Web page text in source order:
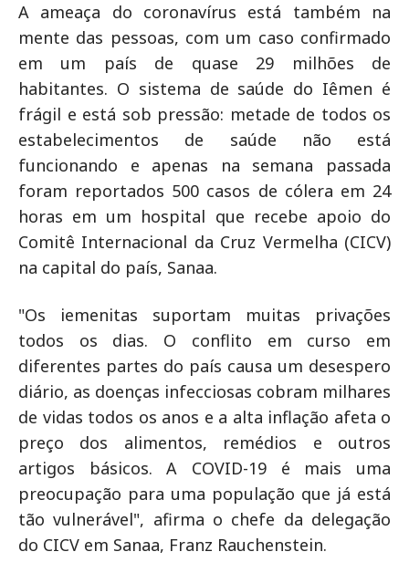
A ameaça do coronavírus está também na
mente das pessoas, com um caso confirmado
em um país de quase 29 milhões de
habitantes. O sistema de saúde do Iêmen é
frágil e está sob pressão: metade de todos os
estabelecimentos de saúde não está
funcionando e apenas na semana passada
foram reportados 500 casos de cólera em 24
horas em um hospital que recebe apoio do
Comitê Internacional da Cruz Vermelha (CICV)
na capital do país, Sanaa.
"Os iemenitas suportam muitas privações
todos os dias. O conflito em curso em
diferentes partes do país causa um desespero
diário, as doenças infecciosas cobram milhares
de vidas todos os anos e a alta inflação afeta o
preço dos alimentos, remédios e outros
artigos básicos. A COVID-19 é mais uma
preocupação para uma população que já está
tão vulnerável", afirma o chefe da delegação
do CICV em Sanaa, Franz Rauchenstein.